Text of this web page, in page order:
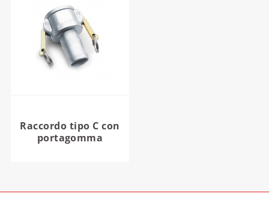
Raccordo tipo C con
portagomma